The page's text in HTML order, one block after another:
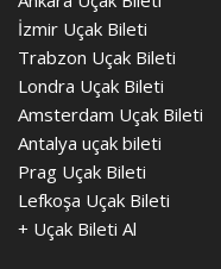
İzmir Uçak Bileti
Trabzon Uçak Bileti
Londra Uçak Bileti
Amsterdam Uçak Bileti
Antalya uçak bileti
Prag Uçak Bileti
Lefkoşa Uçak Bileti
+ Uçak Bileti Al